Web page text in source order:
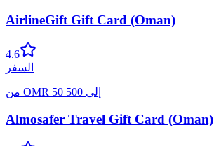
AirlineGift Gift Card (Oman)
4.6
السفر
من OMR 50 إلى 500
Almosafer Travel Gift Card (Oman)